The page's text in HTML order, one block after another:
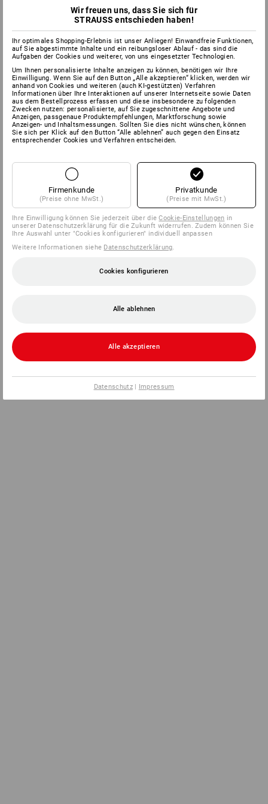
Wir freuen uns, dass Sie sich für
STRAUSS entschieden haben!
Ihr optimales Shopping-Erlebnis ist unser Anliegen! Einwandfreie Funktionen,
auf Sie abgestimmte Inhalte und ein reibungsloser Ablauf - das sind die
Aufgaben der Cookies und weiterer, von uns eingesetzter Technologien.
Um Ihnen personalisierte Inhalte anzeigen zu können, benötigen wir Ihre
Einwilligung. Wenn Sie auf den Button „Alle akzeptieren“ klicken, werden wir
anhand von Cookies und weiteren (auch KI-gestützten) Verfahren
Informationen über Ihre Interaktionen auf unserer Internetseite sowie Daten
aus dem Bestellprozess erfassen und diese insbesondere zu folgenden
Zwecken nutzen: personalisierte, auf Sie zugeschnittene Angebote und
Anzeigen, passgenaue Produktempfehlungen, Marktforschung sowie
Anzeigen- und Inhaltsmessungen. Sollten Sie dies nicht wünschen, können
Sie sich per Klick auf den Button “Alle ablehnen” auch gegen den Einsatz
entsprechender Cookies und Verfahren entscheiden.
Firmenkunde
(Preise ohne MwSt.)
Privatkunde
(Preise mit MwSt.)
Ihre Einwilligung können Sie jederzeit über dieCookie-Einstellungen in
unserer Datenschutzerklärung für die Zukunft widerrufen. Zudem können Sie
Ihre Auswahl unter "Cookies konfigurieren" individuell anpassen
Weitere Informationen siehe Datenschutzerklärung
Cookies konfigurieren
Alle ablehnen
Alle akzeptieren
Datenschutz| Impressum